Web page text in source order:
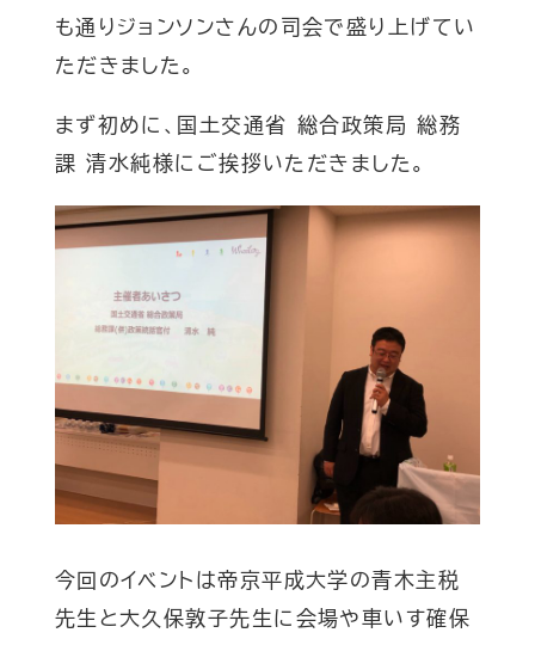
も通りジョンソンさんの司会で盛り上げてい
ただきました。
まず初めに、国土交通省 総合政策局 総務
課 清水純様にご挨拶いただきました。
今回のイベントは帝京平成大学の青木主税
先生と大久保敦子先生に会場や車いす確保